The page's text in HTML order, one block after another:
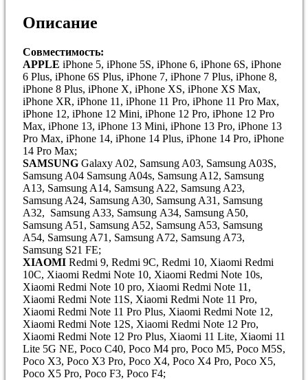
Описание
Совместимость:
APPLE iPhone 5, iPhone 5S, iPhone 6, iPhone 6S, iPhone
6 Plus, iPhone 6S Plus, iPhone 7, iPhone 7 Plus, iPhone 8,
iPhone 8 Plus, iPhone X, iPhone XS, iPhone XS Max,
iPhone XR, iPhone 11, iPhone 11 Pro, iPhone 11 Pro Max,
iPhone 12, iPhone 12 Mini, iPhone 12 Pro, iPhone 12 Pro
Max, iPhone 13, iPhone 13 Mini, iPhone 13 Pro, iPhone 13
Pro Max, iPhone 14, iPhone 14 Plus, iPhone 14 Pro, iPhone
14 Pro Max;
SAMSUNG Galaxy A02, Samsung A03, Samsung A03S,
Samsung A04 Samsung A04s, Samsung A12, Samsung
A13, Samsung A14, Samsung A22, Samsung A23,
Samsung A24, Samsung A30, Samsung A31, Samsung
A32, Samsung A33, Samsung А34, Samsung A50,
Samsung A51, Samsung A52, Samsung A53, Samsung
A54, Samsung A71, Samsung A72, Samsung A73,
Samsung S21 FE;
XIAOMI Redmi 9, Redmi 9C, Redmi 10, Xiaomi Redmi
10С, Xiaomi Redmi Note 10, Xiaomi Redmi Note 10s,
Xiaomi Redmi Note 10 pro, Xiaomi Redmi Note 11,
Xiaomi Redmi Note 11S, Xiaomi Redmi Note 11 Pro,
Xiaomi Redmi Note 11 Pro Plus, Xiaomi Redmi Note 12,
Xiaomi Redmi Note 12S, Xiaomi Redmi Note 12 Pro,
Xiaomi Redmi Note 12 Pro Plus, Xiaomi 11 Lite, Xiaomi 11
Lite 5G NE, Poco C40, Poco M4 pro, Poco M5, Poco M5S,
Poco X3, Poco X3 Pro, Poco X4, Poco X4 Pro, Poco X5,
Poco X5 Pro, Poco F3, Poco F4;